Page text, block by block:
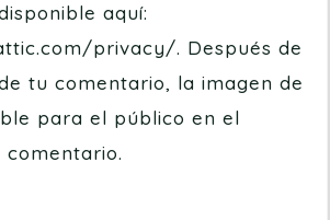
aquí:
privacy/. Después de
tu comentario, la imagen de
para el público en el